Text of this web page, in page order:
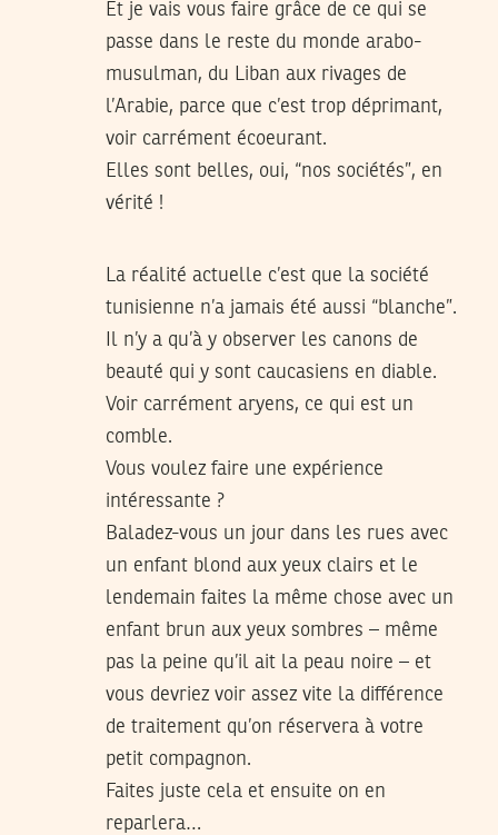
Et je vais vous faire grâce de ce qui se
passe dans le reste du monde arabo-
musulman, du Liban aux rivages de
l’Arabie, parce que c’est trop déprimant,
voir carrément écoeurant.
Elles sont belles, oui, “nos sociétés”, en
vérité !
La réalité actuelle c’est que la société
tunisienne n’a jamais été aussi “blanche”.
Il n’y a qu’à y observer les canons de
beauté qui y sont caucasiens en diable.
Voir carrément aryens, ce qui est un
comble.
Vous voulez faire une expérience
intéressante ?
Baladez-vous un jour dans les rues avec
un enfant blond aux yeux clairs et le
lendemain faites la même chose avec un
enfant brun aux yeux sombres – même
pas la peine qu’il ait la peau noire – et
vous devriez voir assez vite la différence
de traitement qu’on réservera à votre
petit compagnon.
Faites juste cela et ensuite on en
reparlera…